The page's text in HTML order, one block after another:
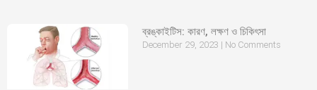
ব্রঙ্কাইটিস: কারণ, লক্ষণ ও চিকিৎসা
December 29, 2023 No Comments